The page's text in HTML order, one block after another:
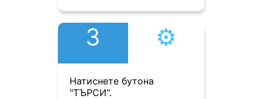
3 ⚙︎
Натиснете бутона
"ТЪРСИ".